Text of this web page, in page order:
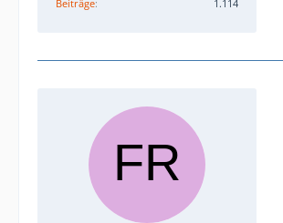
Beiträge
1.114